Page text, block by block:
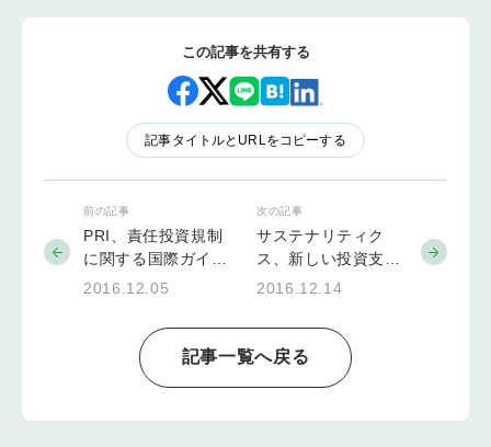
この記事を共有する
記事タイトルとURLをコピーする
前の記事
PRI、責任投資規制
に関する国際ガイド
を発表
2016.12.05
記事一覧へ戻る
次の記事
サステナリティク
ス、新しい投資支援
ツールの「ESGシグ
2016.12.14